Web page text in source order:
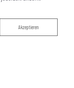
Akzeptieren